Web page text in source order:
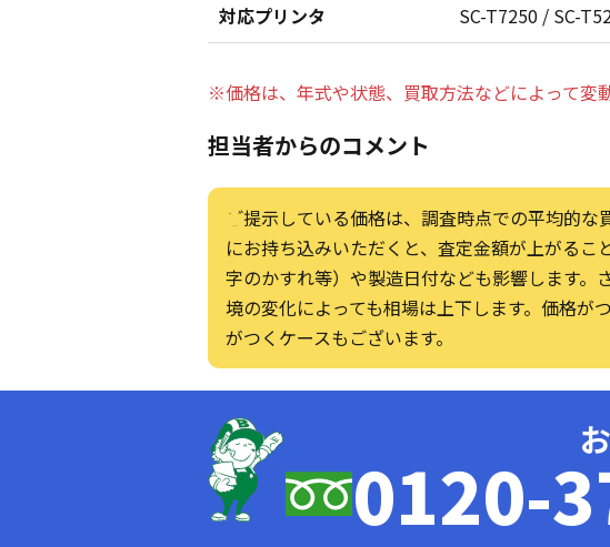
対応プリンタ
SC-T7250 / SC-
※価格は、年式や状態、買取方法などによって変
担当者からのコメント
ご提示している価格は、調査時点での平均的
にお持ち込みいただくと、査定金額が上がる
字のかすれ等）や製造日付なども影響します
境の変化によっても相場は上下します。価格
がつくケースもございます。
0120-